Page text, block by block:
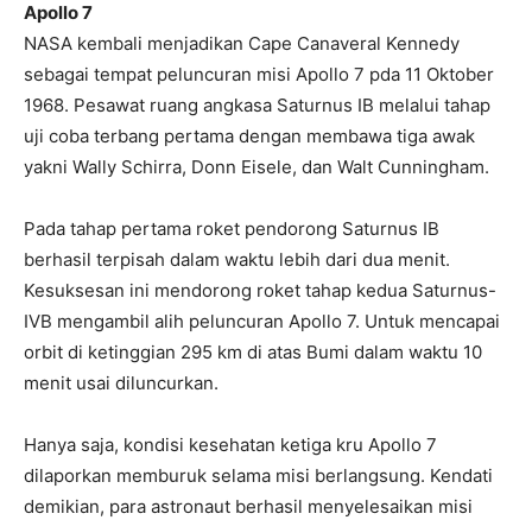
Apollo 7
NASA kembali menjadikan Cape Canaveral Kennedy
sebagai tempat peluncuran misi Apollo 7 pda 11 Oktober
1968. Pesawat ruang angkasa Saturnus IB melalui tahap
uji coba terbang pertama dengan membawa tiga awak
yakni Wally Schirra, Donn Eisele, dan Walt Cunningham.
Pada tahap pertama roket pendorong Saturnus IB
berhasil terpisah dalam waktu lebih dari dua menit.
Kesuksesan ini mendorong roket tahap kedua Saturnus-
IVB mengambil alih peluncuran Apollo 7. Untuk mencapai
orbit di ketinggian 295 km di atas Bumi dalam waktu 10
menit usai diluncurkan.
Hanya saja, kondisi kesehatan ketiga kru Apollo 7
dilaporkan memburuk selama misi berlangsung. Kendati
demikian, para astronaut berhasil menyelesaikan misi